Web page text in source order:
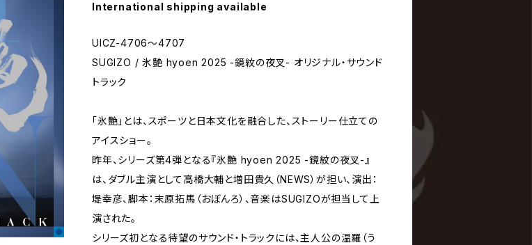
International shipping available
UICZ-4706〜4707
SUGIZO / 氷艶 hyoen 2025 -鏡紋の夜叉- オリジナル・サウンド
トラック
「氷艶」とは、スポーツと日本文化を融合した、ストーリー仕立ての
アイスショー。
昨年、シリーズ第4弾となる『氷艶 hyoen 2025 -鏡紋の夜叉-』
は、ダブル主演として高橋大輔と増田貴久（NEWS）が担い、演出：
堤幸彦、脚本：末原拓馬（おぼんろ）、音楽はSUGIZOが担当して上
演された。
シリーズ初となる待望のサウンド・トラックには、主人公の温羅（う